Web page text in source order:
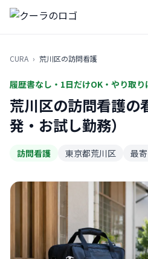
CURA › 荒川区の訪問看護
履歴書なし・1日だけOK・やり取
荒川区の訪問看護の
発・お試し勤務）
訪問看護 東京都荒川区 最